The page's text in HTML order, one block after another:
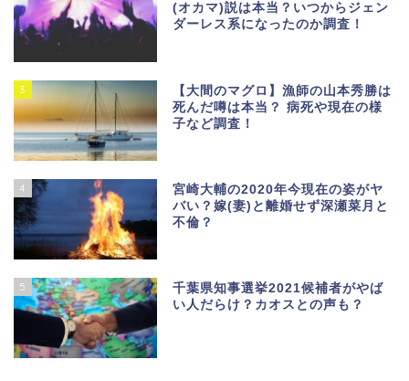
(オカマ)説は本当？いつからジェン
ダーレス系になったのか調査！
3
【大間のマグロ】漁師の山本秀勝は
死んだ噂は本当？ 病死や現在の様
子など調査！
4
宮崎大輔の2020年今現在の姿がヤ
バい？嫁(妻)と離婚せず深瀬菜月と
不倫？
5
千葉県知事選挙2021候補者がやば
い人だらけ？カオスとの声も？